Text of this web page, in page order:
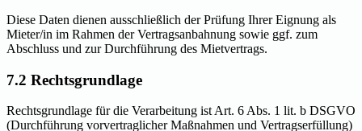
Diese Daten dienen ausschließlich der Prüfung Ihrer Eignung als
Mieter/in im Rahmen der Vertragsanbahnung sowie ggf. zum
Abschluss und zur Durchführung des Mietvertrags.
7.2 Rechtsgrundlage
Rechtsgrundlage für die Verarbeitung ist Art. 6 Abs. 1 lit. b DSGVO
(Durchführung vorvertraglicher Maßnahmen und Vertragserfüllung)